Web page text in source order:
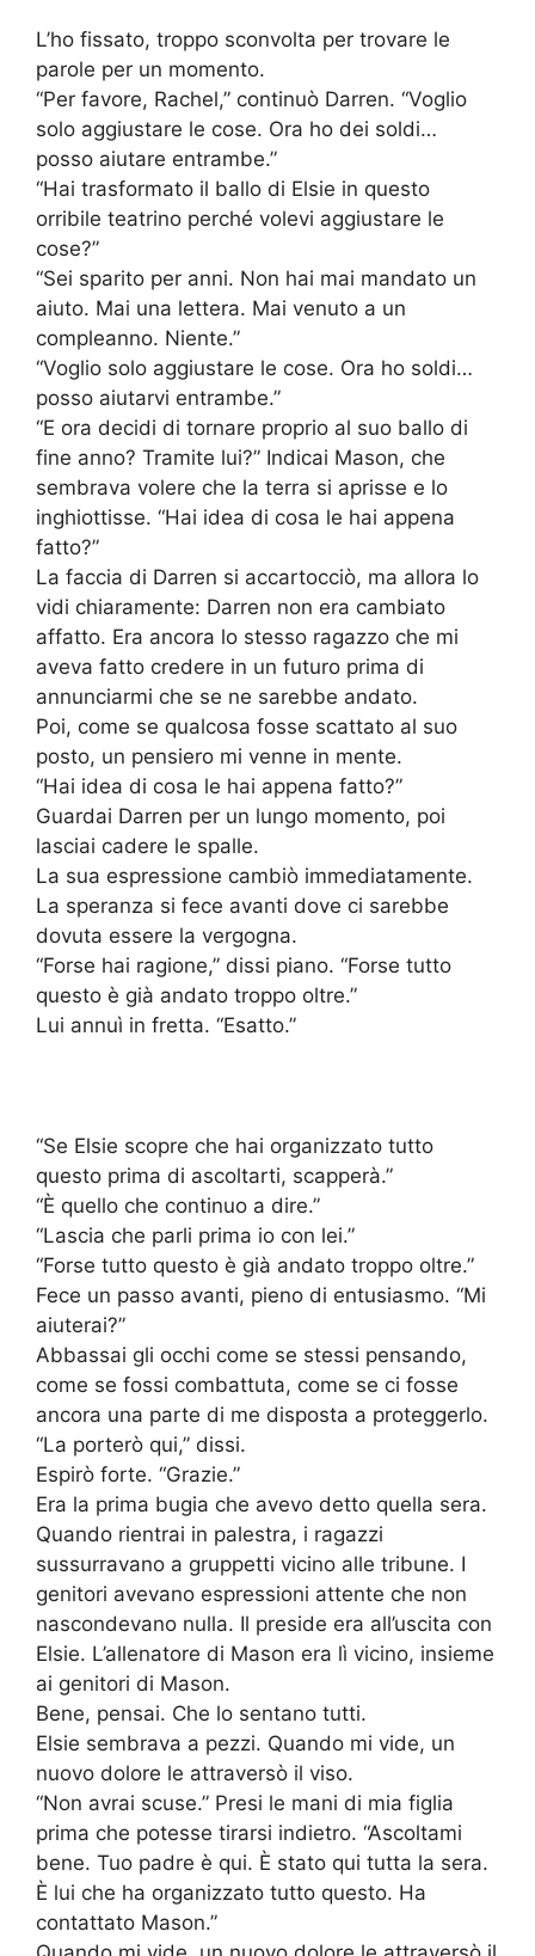
L’ho fissato, troppo sconvolta per trovare le
parole per un momento.
“Per favore, Rachel,” continuò Darren. “Voglio
solo aggiustare le cose. Ora ho dei soldi…
posso aiutare entrambe.”
“Hai trasformato il ballo di Elsie in questo
orribile teatrino perché volevi aggiustare le
cose?”
“Sei sparito per anni. Non hai mai mandato un
aiuto. Mai una lettera. Mai venuto a un
compleanno. Niente.”
“Voglio solo aggiustare le cose. Ora ho soldi…
posso aiutarvi entrambe.”
“E ora decidi di tornare proprio al suo ballo di
fine anno? Tramite lui?” Indicai Mason, che
sembrava volere che la terra si aprisse e lo
inghiottisse. “Hai idea di cosa le hai appena
fatto?”
La faccia di Darren si accartocciò, ma allora lo
vidi chiaramente: Darren non era cambiato
affatto. Era ancora lo stesso ragazzo che mi
aveva fatto credere in un futuro prima di
annunciarmi che se ne sarebbe andato.
Poi, come se qualcosa fosse scattato al suo
posto, un pensiero mi venne in mente.
“Hai idea di cosa le hai appena fatto?”
Guardai Darren per un lungo momento, poi
lasciai cadere le spalle.
La sua espressione cambiò immediatamente.
La speranza si fece avanti dove ci sarebbe
dovuta essere la vergogna.
“Forse hai ragione,” dissi piano. “Forse tutto
questo è già andato troppo oltre.”
Lui annuì in fretta. “Esatto.”
“Se Elsie scopre che hai organizzato tutto
questo prima di ascoltarti, scapperà.”
“È quello che continuo a dire.”
“Lascia che parli prima io con lei.”
“Forse tutto questo è già andato troppo oltre.”
Fece un passo avanti, pieno di entusiasmo. “Mi
aiuterai?”
Abbassai gli occhi come se stessi pensando,
come se fossi combattuta, come se ci fosse
ancora una parte di me disposta a proteggerlo.
“La porterò qui,” dissi.
Espirò forte. “Grazie.”
Era la prima bugia che avevo detto quella sera.
Quando rientrai in palestra, i ragazzi
sussurravano a gruppetti vicino alle tribune. I
genitori avevano espressioni attente che non
nascondevano nulla. Il preside era all’uscita con
Elsie. L’allenatore di Mason era lì vicino, insieme
ai genitori di Mason.
Bene, pensai. Che lo sentano tutti.
Elsie sembrava a pezzi. Quando mi vide, un
nuovo dolore le attraversò il viso.
“Non avrai scuse.” Presi le mani di mia figlia
prima che potesse tirarsi indietro. “Ascoltami
bene. Tuo padre è qui. È stato qui tutta la sera.
È lui che ha organizzato tutto questo. Ha
contattato Mason.”